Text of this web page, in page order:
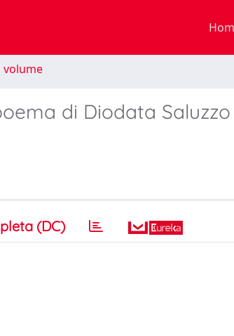
volume
di Diodata
(DC)